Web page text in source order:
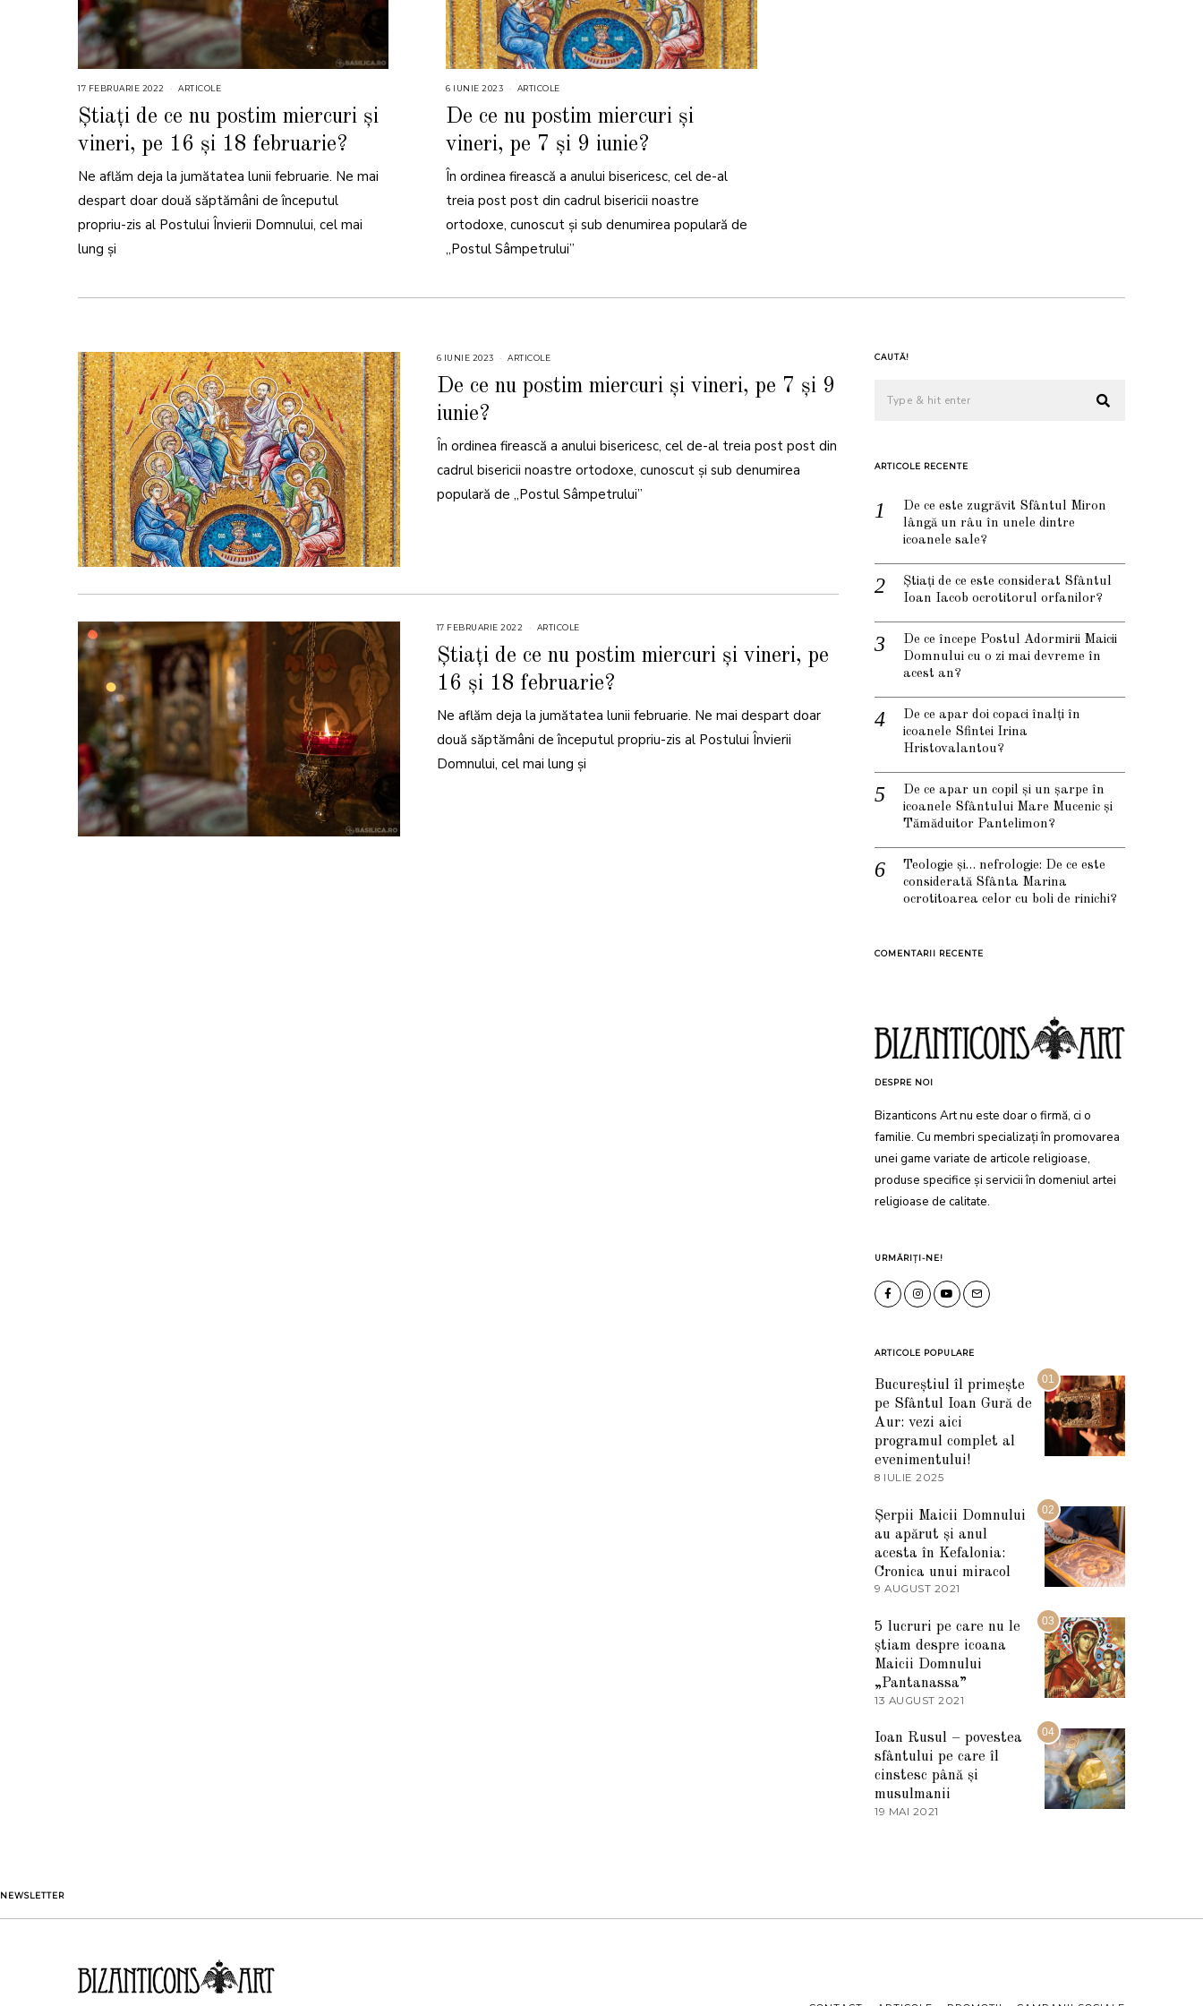
17 FEBRUARIE 2022
E
R
E
2
2
ARTICOLE
Știați de ce nu postim miercuri și
vineri, pe 16 și 18 februarie?
Ne aflăm deja la jumătatea lunii februarie. Ne mai
despart doar două săptămâni de începutul
propriu-zis al Postului Învierii Domnului, cel mai
lung şi
6 IUNIE 2023 ARTICOLE
De ce nu postim miercuri și
vineri, pe 7 și 9 iunie?
În ordinea firească a anului bisericesc, cel de-al
treia post post din cadrul bisericii noastre
ortodoxe, cunoscut și sub denumirea populară de
„Postul Sâmpetrului”
6 IUNIE 2023 ARTICOLE
De ce nu postim miercuri și vineri, pe 7 și 9
iunie?
În ordinea firească a anului bisericesc, cel de-al treia post post din
cadrul bisericii noastre ortodoxe, cunoscut și sub denumirea
populară de „Postul Sâmpetrului”
17 FEBRUARIE 2022
E
R
U
R
E
2
2
ARTICOLE
Știați de ce nu postim miercuri și vineri, pe
16 și 18 februarie?
Ne aflăm deja la jumătatea lunii februarie. Ne mai despart doar
două săptămâni de începutul propriu-zis al Postului Învierii
Domnului, cel mai lung şi
CAUTĂ!
ARTICOLE RECENTE
De ce este zugrăvit Sfântul Miron
lângă un râu în unele dintre
icoanele sale?
Știați de ce este considerat Sfântul
Ioan Iacob ocrotitorul orfanilor?
De ce începe Postul Adormirii Maicii
Domnului cu o zi mai devreme în
acest an?
De ce apar doi copaci înalți în
icoanele Sfintei Irina
Hristovalantou?
De ce apar un copil și un șarpe în
icoanele Sfântului Mare Mucenic și
Tămăduitor Pantelimon?
Teologie și… nefrologie: De ce este
considerată Sfânta Marina
ocrotitoarea celor cu boli de rinichi?
COMENTARII RECENTE
DESPRE NOI
Bizanticons Art nu este doar o firmă, ci o
familie. Cu membri specializați în promovarea
unei game variate de articole religioase,
produse specifice și servicii în domeniul artei
religioase de calitate.
URMĂRIȚI-NE!
ARTICOLE POPULARE
01
Bucureștiul îl primește
pe Sfântul Ioan Gură de
Aur: vezi aici
programul complet al
evenimentului!
8 IULIE 2025
U
L
I
2
0
5
02
Șerpii Maicii Domnului
au apărut și anul
acesta în Kefalonia:
Cronica unui miracol
9 AUGUST 2021
A
R
T
I
2
2
2
03
5 lucruri pe care nu le
știam despre icoana
Maicii Domnului
„Pantanassa”
13 AUGUST 2021
U
G
U
S
04
Ioan Rusul – povestea
sfântului pe care îl
cinstesc până și
musulmanii
19 MAI 2021
NEWSLETTER